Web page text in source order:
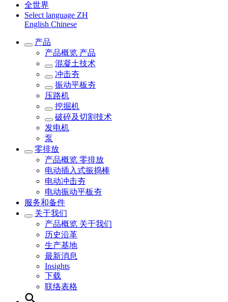
全世界
Select language ZH
English Chinese
产品
产品概览 产品
混凝土技术
冲击夯
振动平板夯
压路机
挖掘机
破碎及切割技术
发电机
泵
零排放
产品概览 零排放
电动插入式振捣棒
电动冲击夯
电动振动平板夯
服务和备件
关于我们
产品概览 关于我们
历史沿革
生产基地
最新消息
Insights
下载
联络表格